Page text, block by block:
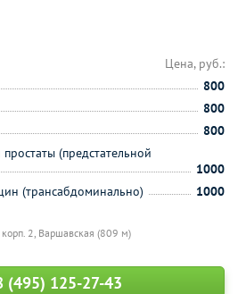
2, Варшавская (809 м)
Цена, руб.:
800
800
800
(предстательной
1000
(трансабдоминально)
1000
(495) 125-27-43